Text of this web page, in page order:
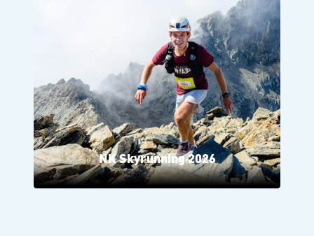
NK Skyrunning 2026